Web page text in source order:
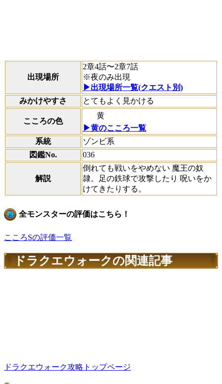
出現場所
2章4話〜2章7話
※夜のみ出現
▶出現場所一覧(クエスト別)
みかけやすさ
とてもよく見かける
こころの色
黄
▶黄のこころ一覧
系統
ゾンビ系
図鑑No.
036
解説
倒れても戦いをやめない 魔王の奴
隷。足の鉄球で攻撃したり 呪いをか
けてきたりする。
全モンスターの評価はこちら！
こころSの評価一覧
ドラクエウォークの関連記事
ドラクエウォーク攻略トップページ